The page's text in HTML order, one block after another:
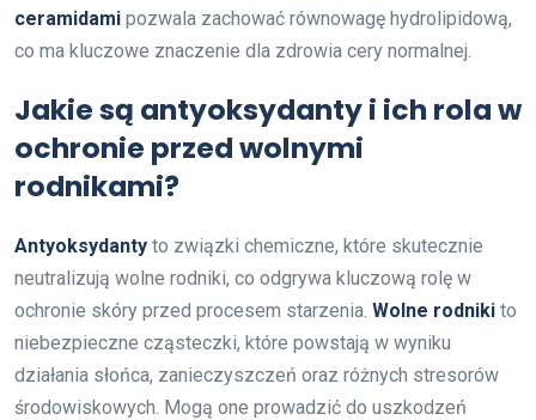
ceramidami pozwala zachować równowagę hydrolipidową,
co ma kluczowe znaczenie dla zdrowia cery normalnej.
Jakie są antyoksydanty i ich rola w
ochronie przed wolnymi
rodnikami?
Antyoksydanty to związki chemiczne, które skutecznie
neutralizują wolne rodniki, co odgrywa kluczową rolę w
ochronie skóry przed procesem starzenia. Wolne rodniki to
niebezpieczne cząsteczki, które powstają w wyniku
działania słońca, zanieczyszczeń oraz różnych stresorów
środowiskowych. Mogą one prowadzić do uszkodzeń